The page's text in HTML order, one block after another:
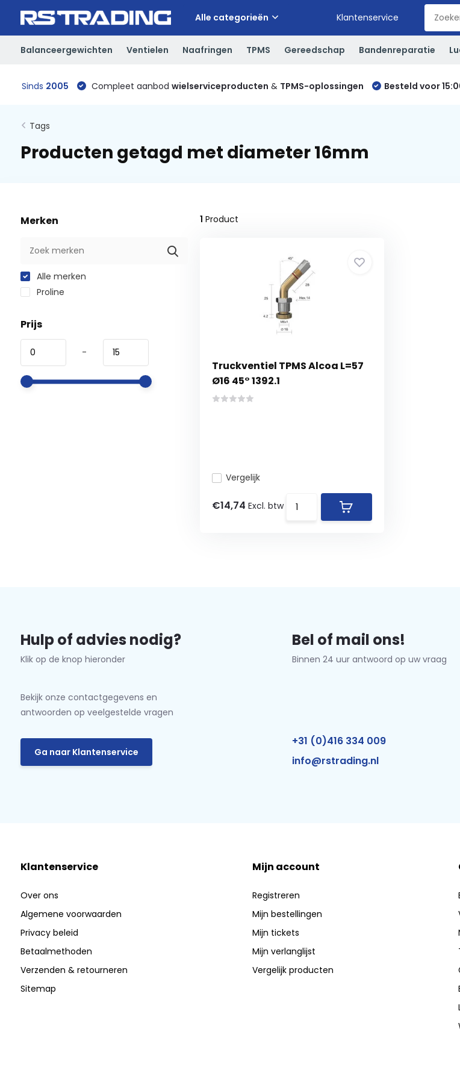
Alle categorieën Klantenservice
Balanceergewichten Ventielen Naafringen TPMS Gereedschap Bandenreparatie
Sinds 2005 Compleet aanbod wielserviceproducten & TPMS-oplossingen Besteld voor
Tags
Producten getagd met diameter 16mm
Merken
Alle merken
Proline
Prijs
-
1 Product
Truckventiel TPMS Alcoa L=57
Ø16 45° 1392.1
Vergelijk
€14,74 Excl. btw
Hulp of advies nodig?
Klik op de knop hieronder
Bekijk onze contactgegevens en
antwoorden op veelgestelde vragen
Ga naar Klantenservice
Bel of mail ons!
Binnen 24 uur antwoord op uw vraag
+31 (0)416 334 009
info@rstrading.nl
Klantenservice
Over ons
Algemene voorwaarden
Privacy beleid
Betaalmethoden
Verzenden & retourneren
Sitemap
Mijn account
Registreren
Mijn bestellingen
Mijn tickets
Mijn verlanglijst
Vergelijk producten